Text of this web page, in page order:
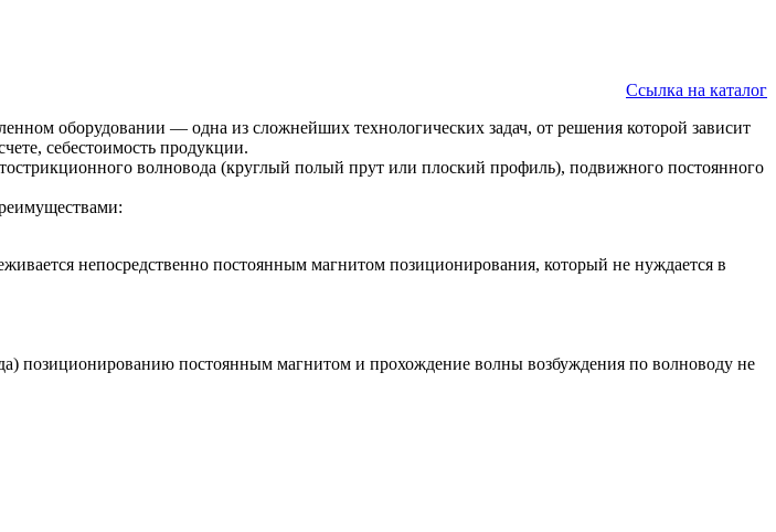
Ссылка на каталог
оборудовании — одна из сложнейших технологических задач, от решения которой зависит
себестоимость продукции.
волновода (круглый полый прут или плоский профиль), подвижного постоянного
непосредственно постоянным магнитом позиционирования, который не нуждается в
позиционированию постоянным магнитом и прохождение волны возбуждения по волноводу не